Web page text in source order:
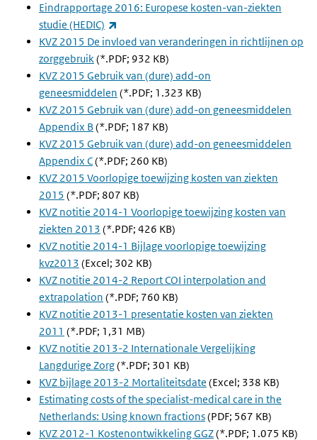
Eindrapportage 2016: Europese kosten-van-ziekten
studie (HEDIC)
KVZ 2015 De invloed van veranderingen in richtlijnen op
zorggebruik(*.PDF; 932 KB)
KVZ 2015 Gebruik van (dure) add-on
geneesmiddelen (*.PDF; 1.323 KB)
KVZ 2015 Gebruik van (dure) add-on geneesmiddelen
Appendix B(*.PDF; 187 KB)
KVZ 2015 Gebruik van (dure) add-on geneesmiddelen
Appendix C(*.PDF; 260 KB)
KVZ 2015 Voorlopige toewijzing kosten van ziekten
2015 (*.PDF; 807 KB)
KVZ notitie 2014-1 Voorlopige toewijzing kosten van
ziekten 2013 (*.PDF; 426 KB)
KVZ notitie 2014-1 Bijlage voorlopige toewijzing
kvz2013 (Excel; 302 KB)
KVZ notitie 2014-2 Report COI interpolation and
extrapolation (*.PDF; 760 KB)
KVZ notitie 2013-1 presentatie kosten van ziekten
2011 (*.PDF; 1,31 MB)
KVZ notitie 2013-2 Internationale Vergelijking
Langdurige Zorg(*.PDF; 301 KB)
KVZ bijlage 2013-2 Mortaliteitsdate (Excel; 338 KB)
Estimating costs of the specialist-medical care in the
Netherlands: Using known fractions(PDF; 567 KB)
KVZ 2012-1 Kostenontwikkeling GGZ(*.PDF; 1.075 KB)